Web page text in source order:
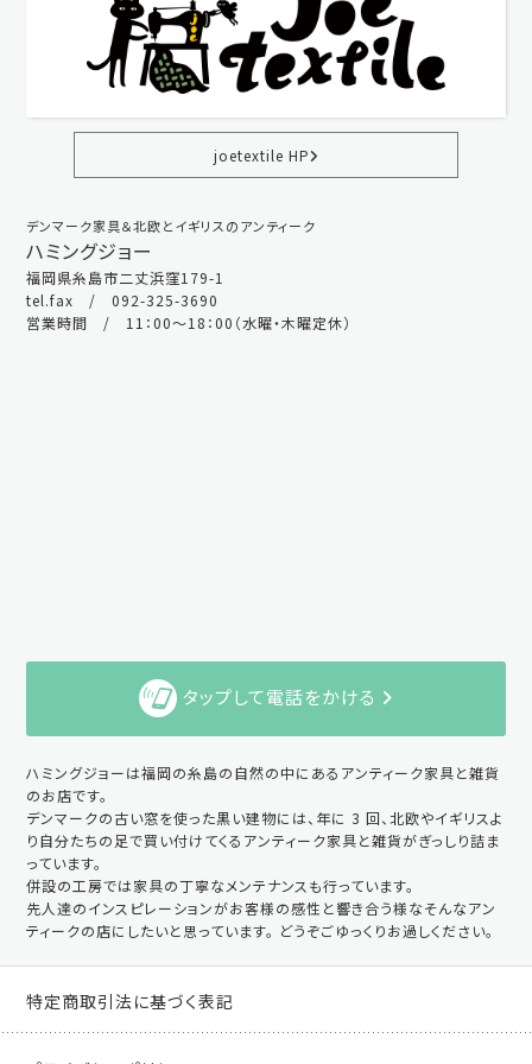
joetextile HP
デンマーク家具＆北欧とイギリスのアンティーク
ハミングジョー
福岡県糸島市二丈浜窪179-1
tel.fax / 092-325-3690
営業時間 / 11：00～18：00（水曜・木曜定休）
タップして電話をかける
ハミングジョーは福岡の糸島の自然の中にあるアンティーク家具と雑貨
のお店です。
デンマークの古い窓を使った黒い建物には、年に 3 回、北欧やイギリスよ
り自分たちの足で買い付けてくるアンティーク家具と雑貨がぎっしり詰ま
っています。
併設の工房では家具の丁寧なメンテナンスも行っています。
先人達のインスピレーションがお客様の感性と響き合う様なそんなアン
ティークの店にしたいと思っています。 どうぞごゆっくりお過しください。
特定商取引法に基づく表記